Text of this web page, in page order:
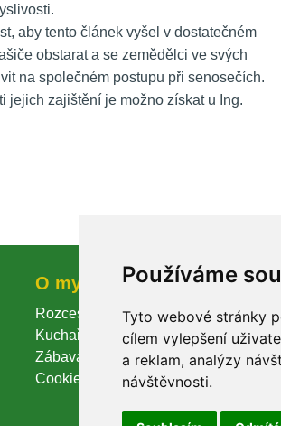
Používáme
Tyto webové stránky
cílem vylepšení
a reklam, analýzy
návštěvnosti.
aby tento článek vyšel v dostatečném
obstarat a se zemědělci ve svých
na společném postupu při senosečích.
jejich zajištění je možno získat u Ing.
O myslivosti
Rozcestník
Kuchařka
Zábava
Cookie